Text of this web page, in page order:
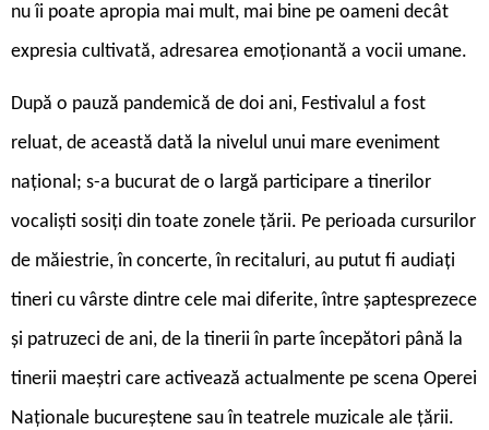
nu îi poate apropia mai mult, mai bine pe oameni decât
expresia cultivată, adresarea emoționantă a vocii umane.
După o pauză pandemică de doi ani, Festivalul a fost
reluat, de această dată la nivelul unui mare eveniment
național; s-a bucurat de o largă participare a tinerilor
vocaliști sosiți din toate zonele țării. Pe perioada cursurilor
de măiestrie, în concerte, în recitaluri, au putut fi audiați
tineri cu vârste dintre cele mai diferite, între șaptesprezece
și patruzeci de ani, de la tinerii în parte începători până la
tinerii maeștri care activează actualmente pe scena Operei
Naționale bucureștene sau în teatrele muzicale ale țării.